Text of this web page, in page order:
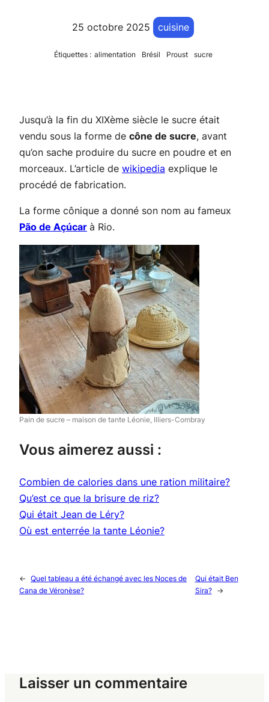
25 octobre 2025 cuisine
Étiquettes : alimentation Brésil Proust sucre
Jusqu’à la fin du XIXème siècle le sucre était
vendu sous la forme de cône de sucre, avant
qu’on sache produire du sucre en poudre et en
morceaux. L’article de wikipedia explique le
procédé de fabrication.
La forme cônique a donné son nom au fameux
Pão de Açúcar à Rio.
Pain de sucre – maison de tante Léonie, Illiers-Combray
Vous aimerez aussi :
Combien de calories dans une ration militaire?
Qu’est ce que la brisure de riz?
Qui était Jean de Léry?
Où est enterrée la tante Léonie?
← Quel tableau a été échangé avec les Noces de
Cana de Véronèse?
Qui était Ben
Sira?
→
Laisser un commentaire